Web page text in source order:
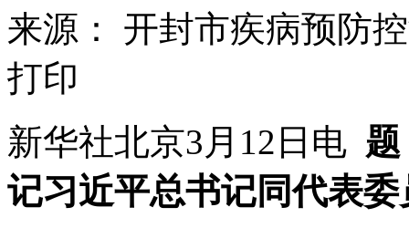
来源： 开封市疾病预防
打印
新华社北京3月12日电
记习近平总书记同代表